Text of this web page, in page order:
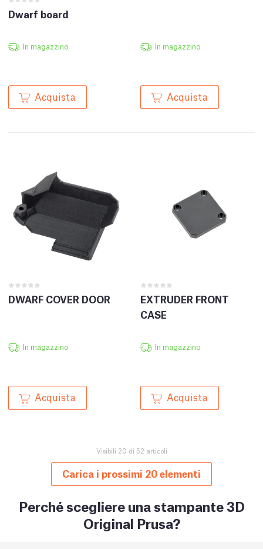
Dwarf board
In magazzino
Acquista
In magazzino
Acquista
DWARF COVER DOOR
In magazzino
Acquista
EXTRUDER FRONT
CASE
In magazzino
Acquista
Visibili 20 di 52 articoli
Carica i prossimi 20 elementi
Perché scegliere una stampante 3D
Original Prusa?